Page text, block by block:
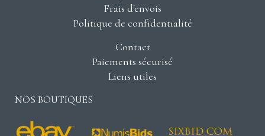
Frais d'envois
Politique de confidentialité
Contact
Paiements sécurisé
Liens utiles
NOS BOUTIQUES